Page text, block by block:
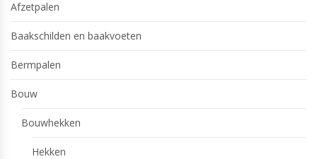
Afzetpalen
Baakschilden en baakvoeten
Bermpalen
Bouw
Bouwhekken
Hekken